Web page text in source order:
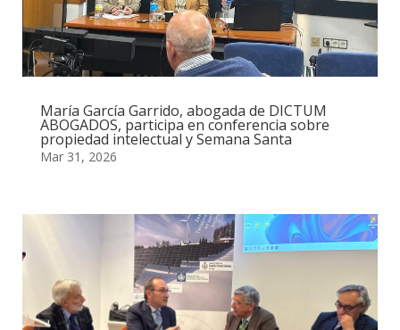
María García Garrido, abogada de DICTUM
ABOGADOS, participa en conferencia sobre
propiedad intelectual y Semana Santa
Mar 31, 2026